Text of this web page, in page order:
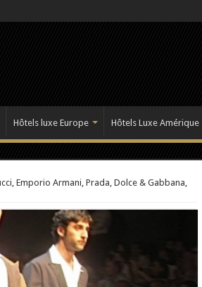
Hôtels luxe Europe Hôtels Luxe Amérique
Emporio Armani, Prada, Dolce & Gabbana,